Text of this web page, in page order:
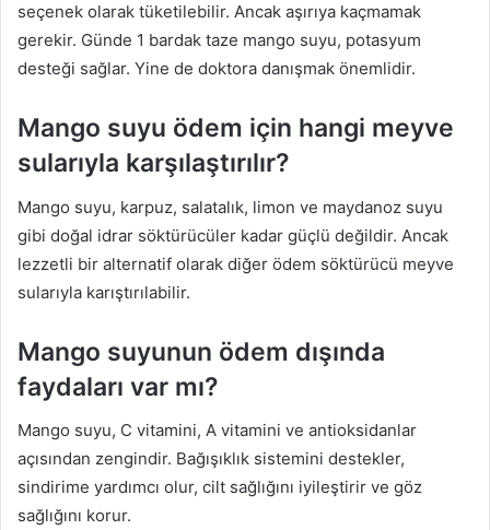
seçenek olarak tüketilebilir. Ancak aşırıya kaçmamak
gerekir. Günde 1 bardak taze mango suyu, potasyum
desteği sağlar. Yine de doktora danışmak önemlidir.
Mango suyu ödem için hangi meyve
sularıyla karşılaştırılır?
Mango suyu, karpuz, salatalık, limon ve maydanoz suyu
gibi doğal idrar söktürücüler kadar güçlü değildir. Ancak
lezzetli bir alternatif olarak diğer ödem söktürücü meyve
sularıyla karıştırılabilir.
Mango suyunun ödem dışında
faydaları var mı?
Mango suyu, C vitamini, A vitamini ve antioksidanlar
açısından zengindir. Bağışıklık sistemini destekler,
sindirime yardımcı olur, cilt sağlığını iyileştirir ve göz
sağlığını korur.